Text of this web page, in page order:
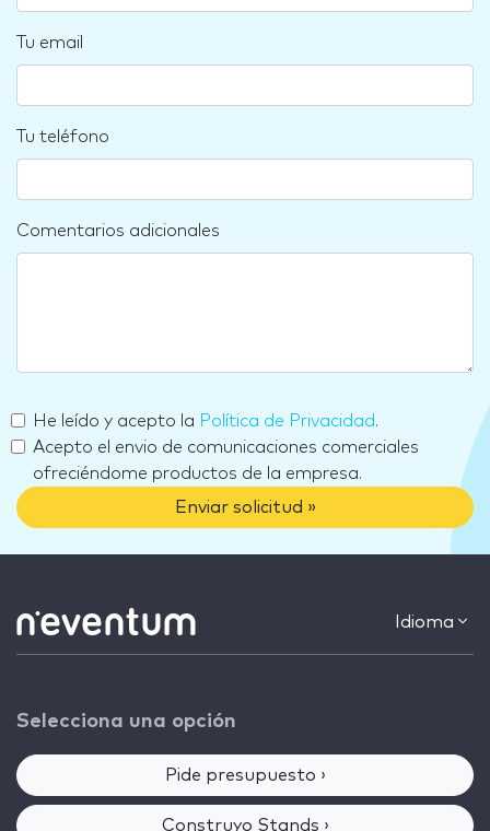
Tu email
Tu teléfono
Comentarios adicionales
He leído y acepto la Política de Privacidad.
Acepto el envio de comunicaciones comerciales
ofreciéndome productos de la empresa.
Enviar solicitud »
Idioma
Selecciona una opción
Pide presupuesto ›
Construyo Stands ›